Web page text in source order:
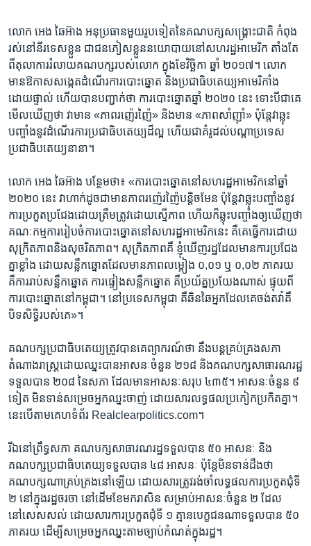
លោក អេង ឆៃអ៊ាង ​អនុប្រធាន​មួយរូបទៀត​នៃ​គណបក្ស​សង្គ្រោះជាតិ​ កំពុង
រស់នៅនីរទេស​ខ្លួន​ ជា​ជនភៀសខ្លួន​នយោបាយ​នៅសហរដ្ឋ​អាមេរិក​ តាំងតែ​
ពី​តុលាការ​រំលាយគណបក្ស​របស់​លោក ​ក្នុង​ខែវិច្ឆិកា ឆ្នាំ​ ២០១៧។ លោក​
មាន​ឱកាសសង្កេត​ដំណើរការបោះឆ្នោត​ និងប្រជាធិបតេយ្យ​អាមេរិកាំង​
ដោយ​ផ្ទាល់​ ហើយ​បានបញ្ជាក់​ថា​ ការបោះឆ្នោត​ឆ្នាំ ២០២០ នេះ ទោះបីជាគេ​
មើល​ឃើញ​ថា ​វា​មាន​ «ភាពរញ៉េរញ៉ៃ​» និង​មាន «ភាព​សាំញ៉ាំ» ​ប៉ុន្តែ​វា​ឆ្លុះ
បញ្ចាំង​នូវ​ដំណើរការប្រជាធិបតេយ្យ​ដ៏ល្អ ហើយ​ជា​គំរូ​ដល់​បណ្តា​ប្រទេស​
ប្រជាធិបតេយ្យ​នានា។
លោក ​អេង ឆៃអ៊ាង ​បន្ថែម​ថា៖ «ការបោះឆ្នោត​នៅសហរដ្ឋ​អាមេរិក​នៅឆ្នាំ​
២០២០​ នេះ​ វាហាក់ដូច​ជាមានភាព​រញ៉េរញ៉ៃ​បន្តិច​មែន​ ប៉ុន្តែវាឆ្លុះបញ្ចាំងនូវ
ការប្រកួតប្រជែង​ដោយ​ត្រឹមត្រូវ​ដោយ​ស្មើភាព​ ហើយ​ក៏ឆ្លុះបញ្ចាំង​ឲ្យ​ឃើញ​ថា​
គណៈកម្មការរៀបចំការបោះឆ្នោត​នៅសហរដ្ឋ​អាមេរិក​នេះ ​គឺ​គេ​ធ្វើការដោយ​
សុក្រិតភាព​និងសុចរិតភាព​។ សុក្រិតភាព​គឺ ខ្ញុំ​ឃើញ​រដ្ឋ​ដែលមានការប្រជែង
គ្នាខ្លាំង​ ដោយសន្លឹកឆ្នោត​ដែលមានភាព​លម្អៀង ​០,០១​ ឬ ០,០២​ ភាគរយ​
គឺការរាប់​សន្លឹកឆ្នោត ការផ្ទៀង​សន្លឹកឆ្នោត គឺប្រយ័ត្ន​ប្រយែង​ណាស់ ផ្ទុយពី
ការបោះឆ្នោត​នៅ​កម្ពុជា​។ នៅប្រទេស​កម្ពុជា ​គឺ​ឆិនឆៃ​អ្នកដែល​គេចង់តវ៉ា​គឺ
បិទសិទ្ធិរបស់គេ»។
គណបក្ស​ប្រជាធិបតេយ្យ​ត្រូវបានគេ​ព្យាករណ៍​ថា ​នឹងបន្តគ្រប់គ្រងសភា
តំណាងរាស្ត្រ​ដោយ​ឈ្នះ​បាន​អាសនៈ​ចំនួន​ ២១៨ ​និង​គណបក្ស​សាធារណរដ្ឋ​
ទទួល​បាន ​២០៨​ នៃ​សភា​ ដែល​មាន​អាសនៈ​សរុប ​៤៣៥។ អាសនៈ​ចំនួន ​៩
ទៀត​ មិនទាន់​សម្រេច​អ្នកឈ្នះចាញ់​ ដោយសារ​លទ្ធផល​ប្រកៀក​ប្រកិត​គ្នា។​
នេះបើ​តាម​គេហទំព័រ Realclearpolitics.com។
រីឯ​នៅ​ព្រឹទ្ធសភា​ ​គណបក្ស​សាធារណរដ្ឋ​ទទួល​បាន ​៥០ អាសនៈ ​និង​
គណបក្ស​ប្រជាធិបតេយ្យ​ទទួល​បាន​ ៤៨ អាសនៈ​ ប៉ុន្តែ​មិន​ទាន់​ដឹងថា​
គណបក្ស​ណា​គ្រប់គ្រង​នៅឡើយ ​ដោយសារ​ត្រូវ​រង់ចាំ​លទ្ធផល​ការប្រកួត​ជុំទី
២​ នៅ​ក្នុង​រដ្ឋ​ចរចា​ នៅដើម​ខែមករា​សិន សម្រាប់​អាសនៈ​ចំនួន​ ២​ ដែល​
នៅសេសសល់ ​ដោយសារ​ការប្រកួត​ជុំទី ១ ​គ្មាន​បេក្ខជន​ណា​ទទួល​បាន ​៥០​
ភាគរយ​ ដើម្បី​សម្រេច​អ្នកឈ្នះ​តាមច្បាប់​កំណត់​ក្នុងរដ្ឋ។